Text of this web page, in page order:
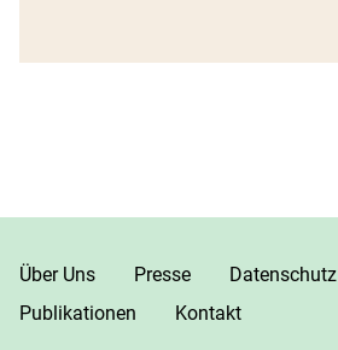
Über Uns Presse Datenschutz
Publikationen
Kontakt